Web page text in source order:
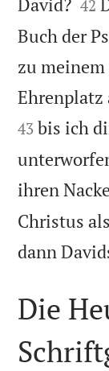
42
Buch der
zu
Ehrenplatz
43 bis ich
ihren
Christus
dann
Die